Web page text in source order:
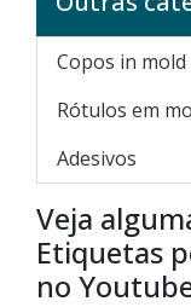
Copos in mold
Rótulos em
Adesivos
Veja
Etiquetas
no